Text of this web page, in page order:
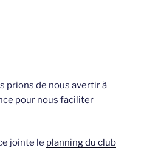
prions de nous avertir à
pour nous faciliter
jointe le planning du club